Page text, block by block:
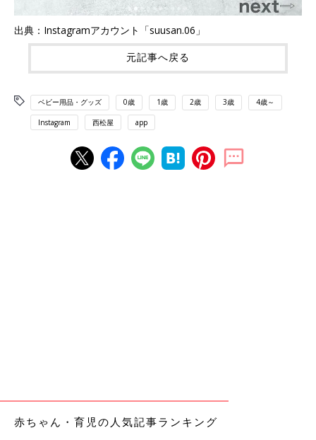
出典：Instagramアカウント「suusan.06」
元記事へ戻る
ベビー用品・グッズ 0歳 1歳 2歳 3歳 4歳～
Instagram 西松屋 app
赤ちゃん・育児の人気記事ランキング